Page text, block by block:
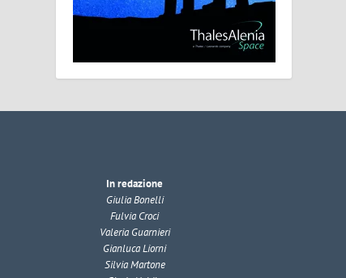
In redazione
Giulia Bonelli
Fulvia Croci
Valeria Guarnieri
Gianluca Liorni
Silvia Martone